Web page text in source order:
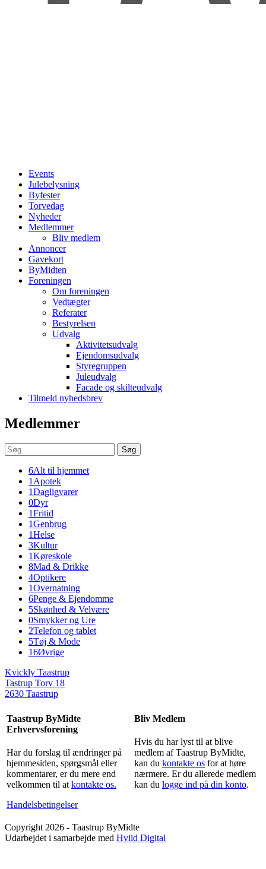
Events
Julebelysning
Byfester
Torvedag
Nyheder
Medlemmer
Bliv medlem
Annoncer
Gavekort
ByMidten
Foreningen
Om foreningen
Vedtægter
Referater
Bestyrelsen
Udvalg
Aktivitetsudvalg
Ejendomsudvalg
Styregruppen
Juleudvalg
Facade og skilteudvalg
Tilmeld nyhedsbrev
Medlemmer
Søg
6Alt til hjemmet
1 Apotek
1Dagligvarer
0Dyr
1Fritid
1Genbrug
1Helse
3Kultur
1Køreskole
8Mad & Drikke
4Optikere
1Overnatning
6Penge & Ejendomme
5Skønhed & Velvære
0Smykker og Ure
2Telefon og tablet
5Tøj & Mode
16Øvrige
Kvickly Taastrup
Tastrup Torv 18
2630 Taastrup
Taastrup ByMidte
Erhvervsforening
Har du forslag til ændringer på
hjemmesiden, spørgsmål eller
kommentarer, er du mere end
velkommen til at kontakte os.
Handelsbetingelser
Bliv Medlem
Hvis du har lyst til at blive
medlem af Taastrup ByMidte,
kan du kontakte os for at høre
nærmere. Er du allerede medlem
kan du logge ind på din konto.
Copyright 2026 - Taastrup ByMidte
Udarbejdet i samarbejde med Hviid Digital